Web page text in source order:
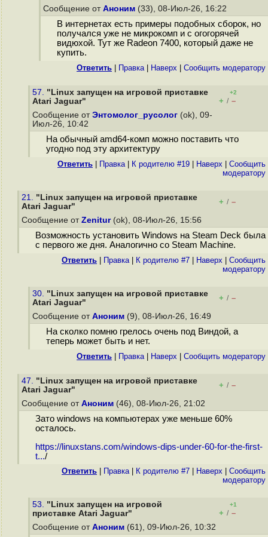
Сообщение от Аноним (33), 08-Июл-26, 16:22
В интернетах есть примеры подобных сборок, но
получался уже не микрокомп и с огогорячей
видюхой. Тут же Radeon 7400, который даже не
купить.
Ответить Правка| Наверх Cообщить модератору
57. "Linux запущен на игровой приставке
Atari Jaguar"
+2
+ / –
Сообщение от Энтомолог_русолог (ok), 09-
Июл-26, 10:42
На обычный amd64-комп можно поставить что
угодно под эту архитектуру
Ответить Правка| К родителю #19 Наверх
Cообщить
модератору
21. "Linux запущен на игровой приставке
Atari Jaguar"
+ / –
Сообщение от Zenitur(ok), 08-Июл-26, 15:56
Возможность установить Windows на Steam Deck была
с первого же дня. Аналогично со Steam Machine.
Ответить Правка| К родителю #7 Наверх
Cообщить
модератору
30. "Linux запущен на игровой приставке
Atari Jaguar"
+ / –
Сообщение от Аноним (9), 08-Июл-26, 16:49
На сколко помню грелось очень под Виндой, а
теперь может быть и нет.
Ответить Правка| Наверх Cообщить модератору
47. "Linux запущен на игровой приставке
Atari Jaguar"
+ / –
Сообщение от Аноним (46), 08-Июл-26, 21:02
Зато windows на компьютерах уже меньше 60%
осталось.
https://linuxstans.com/windows-dips-under-60-for-the-first-
t.../
Ответить Правка| К родителю #7 Наверх
Cообщить
модератору
53. "Linux запущен на игровой
приставке Atari Jaguar"
+1
+ / –
Сообщение от Аноним (61), 09-Июл-26, 10:32